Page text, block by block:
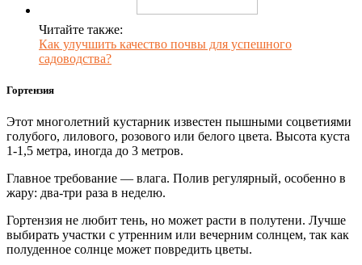
Читайте также:
Как улучшить качество почвы для успешного
садоводства?
Гортензия
Этот многолетний кустарник известен пышными соцветиями
голубого, лилового, розового или белого цвета. Высота куста
1-1,5 метра, иногда до 3 метров.
Главное требование — влага. Полив регулярный, особенно в
жару: два-три раза в неделю.
Гортензия не любит тень, но может расти в полутени. Лучше
выбирать участки с утренним или вечерним солнцем, так как
полуденное солнце может повредить цветы.